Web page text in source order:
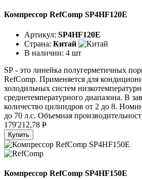
Компрессор RefComp SP4HF120E
Артикул: SP4HF120E
Страна: Китай
В наличии: 4 шт
SР - это линейка полугерметичных
RefComp. Применяется для
холодильных систем
среднетемпературного диапазона. В
количество цилиндров от 2 до 8.
до 70 л.с. Объемная
179'212,78 P
Купить
Компрессор RefComp SP4HF150E